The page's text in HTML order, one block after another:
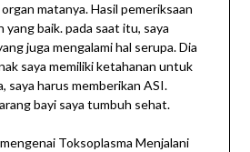
matanya. Hasil pemeriksaan
yang baik. pada saat itu, saya
juga mengalami hal serupa. Dia
saya memiliki ketahanan untuk
saya harus memberikan ASI.
bayi saya tumbuh sehat.
Toksoplasma Menjalani